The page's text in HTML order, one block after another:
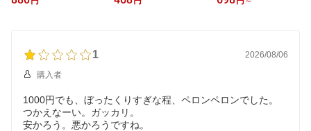
ース ネックレス 超過激
ハロウィン コスプレ セ
きショーツ下着 エロい下
セクシーレディースショ
1 2026/08/06
購入者
1000円でも、ぼったくりすぎな程、ペロンペロンでした。
つかえなーい。ガッカリ。
安かろう。悪かろうですね。